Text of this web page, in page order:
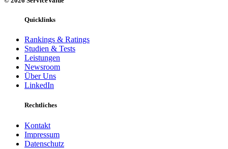
Quicklinks
Rankings & Ratings
Studien & Tests
Leistungen
Newsroom
Über Uns
LinkedIn
Rechtliches
Kontakt
Impressum
Datenschutz